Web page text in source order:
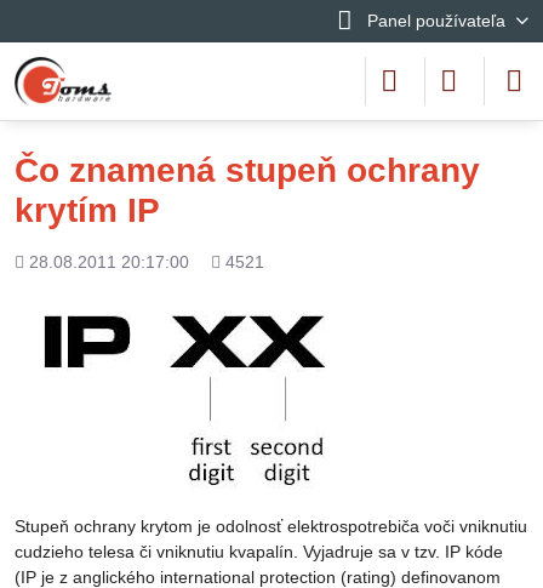
Panel používateľa
Čo znamená stupeň ochrany
krytím IP
Pridané
28.08.2011 20:17:00
Počet
4521
Stupeň ochrany krytom je odolnosť elektrospotrebiča voči vniknutiu
cudzieho telesa či vniknutiu kvapalín. Vyjadruje sa v tzv. IP kóde
(IP je z anglického international protection (rating) definovanom